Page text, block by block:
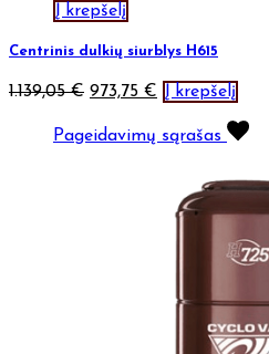
Į krepšelį
Centrinis dulkių siurblys H615
1.139,05€ 973,75 € Į krepšelį
Pageidavimų sąrašas